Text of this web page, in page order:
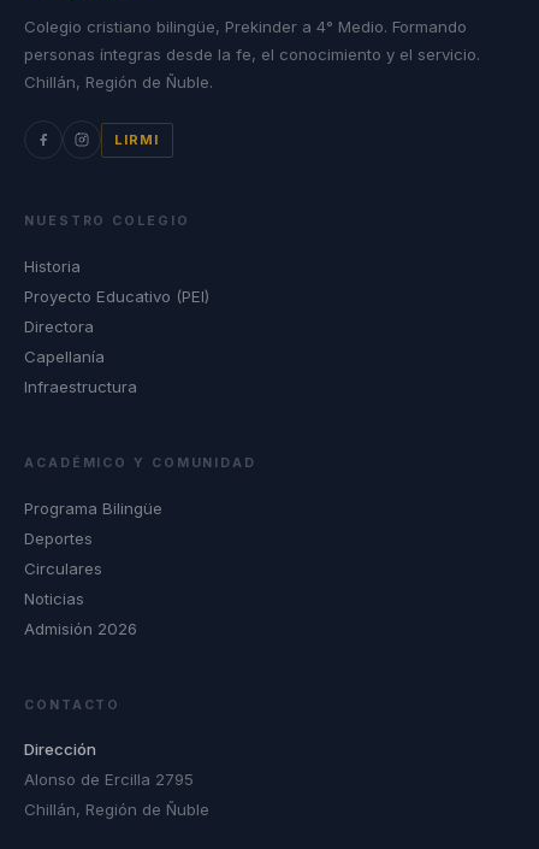
Colegio cristiano bilingüe, Prekinder a 4° Medio. Formando
personas íntegras desde la fe, el conocimiento y el servicio.
Chillán, Región de Ñuble.
LIRMI
NUESTRO COLEGIO
Historia
Proyecto Educativo (PEI)
Directora
Capellanía
Infraestructura
ACADÉMICO Y COMUNIDAD
Programa Bilingüe
Deportes
Circulares
Noticias
Admisión 2026
CONTACTO
Dirección
Alonso de Ercilla 2795
Chillán, Región de Ñuble